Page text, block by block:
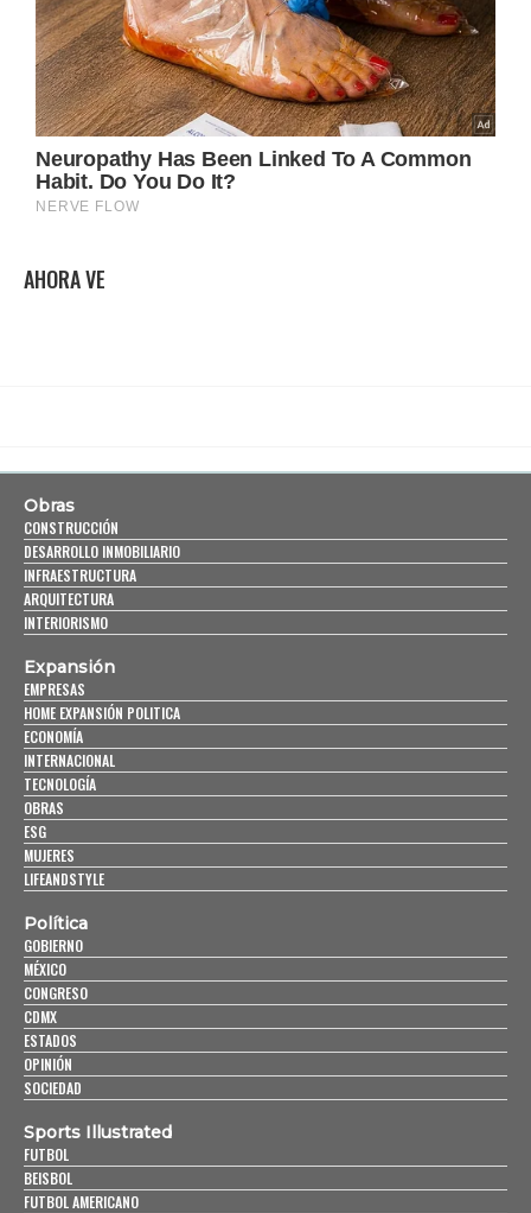
AHORA VE
Obras
CONSTRUCCIÓN
DESARROLLO INMOBILIARIO
INFRAESTRUCTURA
ARQUITECTURA
INTERIORISMO
Expansión
EMPRESAS
HOME EXPANSIÓN POLITICA
ECONOMÍA
INTERNACIONAL
TECNOLOGÍA
OBRAS
ESG
MUJERES
LIFEANDSTYLE
Política
GOBIERNO
MÉXICO
CONGRESO
CDMX
ESTADOS
OPINIÓN
SOCIEDAD
Sports Illustrated
FUTBOL
BEISBOL
FUTBOL AMERICANO